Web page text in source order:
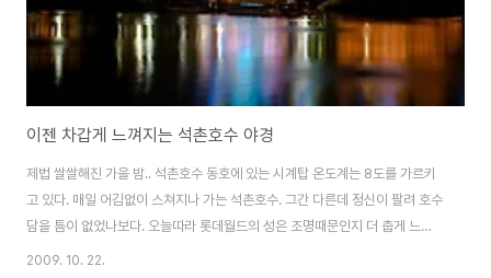
이젠 차갑게 느껴지는 석촌호수 야경
제법 쌀쌀해진 가을 밤.. 석촌호수 동호에 있는 시계탑 온도계는 8도를 가르키
고 있다. 매일 어김없이 스쳐지나 가는 석촌호수. 그간 다른데 정신이 팔려 호수
담을 틈이 없었나보다. 오늘따라 롯데월드의 성은 조명때문인지 더 춥게 느껴
진다. 이제 또 낙엽지는 석촌호수 풍경을 담아보고 싶다. 그간 석촌호수 사진이
2009. 10. 22.